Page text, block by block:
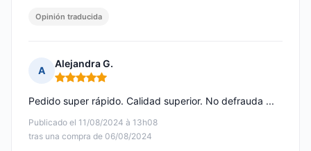
Opinión traducida
A
Alejandra G.
Nota: 5 de 5
Publicado el 11/08/2024 à 13h08
tras una compra de 06/08/2024
Pedido super rápido. Calidad superior. No defrauda ...